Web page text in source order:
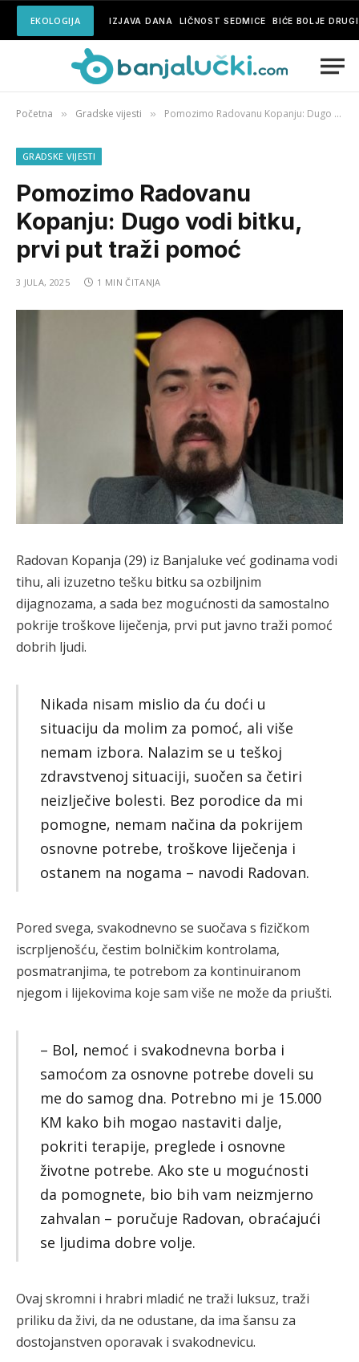
EKOLOGIJA IZJAVA DANA LIČNOST SEDMICE BIĆE BOLJE
Početna » Gradske vijesti » Pomozimo Radovanu Kopanju: Dugo vodi bitku, prvi put traži pomoć
GRADSKE VIJESTI
Pomozimo Radovanu
Kopanju: Dugo vodi bitku,
prvi put traži pomoć
3 JULA, 2025 1 MIN ČITANJA
Radovan Kopanja (29) iz Banjaluke već godinama vodi
tihu, ali izuzetno tešku bitku sa ozbiljnim
dijagnozama, a sada bez mogućnosti da samostalno
pokrije troškove liječenja, prvi put javno traži pomoć
dobrih ljudi.
Nikada nisam mislio da ću doći u
situaciju da molim za pomoć, ali više
nemam izbora. Nalazim se u teškoj
zdravstvenoj situaciji, suočen sa četiri
neizlječive bolesti. Bez porodice da mi
pomogne, nemam načina da pokrijem
osnovne potrebe, troškove liječenja i
ostanem na nogama – navodi Radovan.
Pored svega, svakodnevno se suočava s fizičkom
iscrpljenošću, čestim bolničkim kontrolama,
posmatranjima, te potrebom za kontinuiranom
njegom i lijekovima koje sam više ne može da priušti.
– Bol, nemoć i svakodnevna borba i
samoćom za osnovne potrebe doveli su
me do samog dna. Potrebno mi je 15.000
KM kako bih mogao nastaviti dalje,
pokriti terapije, preglede i osnovne
životne potrebe. Ako ste u mogućnosti
da pomognete, bio bih vam neizmjerno
zahvalan – poručuje Radovan, obraćajući
se ljudima dobre volje.
Ovaj skromni i hrabri mladić ne traži luksuz, traži
priliku da živi, da ne odustane, da ima šansu za
dostojanstven oporavak i svakodnevicu.